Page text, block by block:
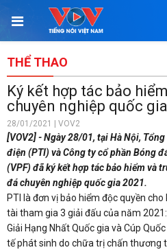
THỂ THAO
Ký kết hợp tác bảo
chuyên nghiệp quốc
28/01/2021 | VOV2
[VOV2] - Ngày 28/01, tại Hà Nội,
điện (PTI) và Công ty cổ phần Bóng
(VPF) đã ký kết hợp tác bảo hiểm và
đá chuyên nghiệp quốc gia 2021.
PTI là đơn vị bảo hiểm độc quyền
tài tham gia 3 giải đấu của năm
Giải Hạng Nhất Quốc gia và Cúp
tế phát sinh do chữa trị chấn thương